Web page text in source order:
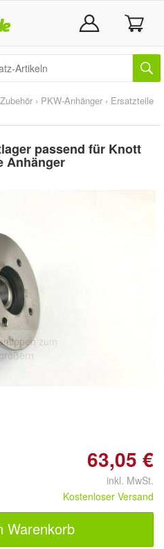
› PKW-Anhänger › Ersatzteile
passend für Knott
Anhänger
zum
63,05 €
inkl. MwSt.
Kostenloser Versand
Warenkorb